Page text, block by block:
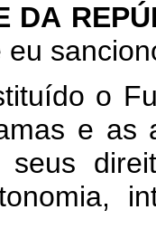
DA
eu
o
e as